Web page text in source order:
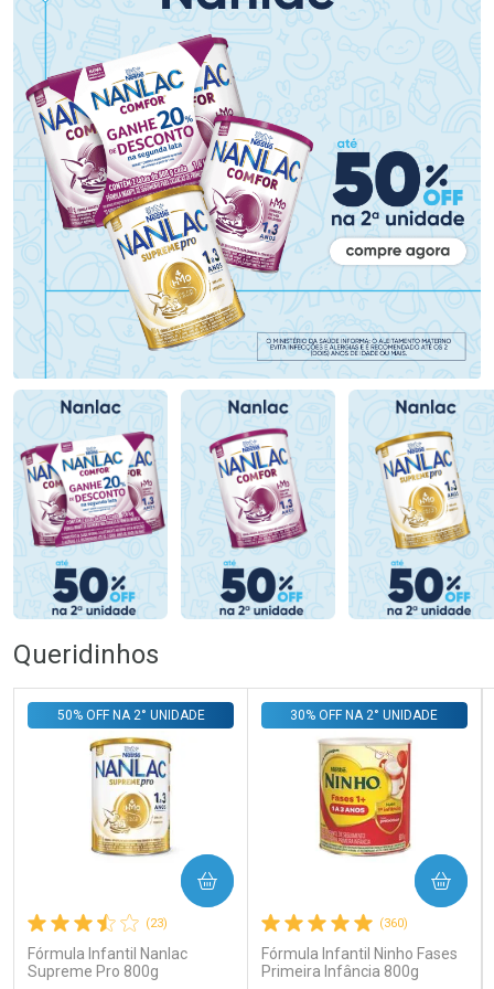
Queridinhos
(23)
Fórmula Infantil Nanlac
Supreme Pro 800g
50% OFF NA 2° UNIDADE
COMPRAR
(360)
Fórmula Infantil Ninho Fases
Primeira Infância 800g
30% OFF NA 2° UNIDADE
COMPRAR